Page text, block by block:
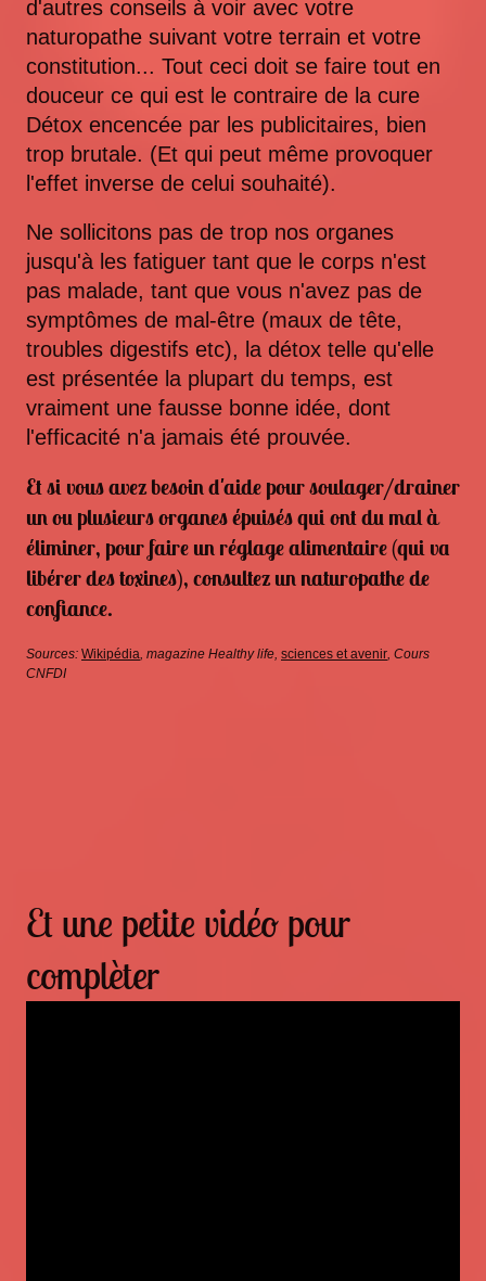
d'autres conseils à voir avec votre
naturopathe suivant votre terrain et votre
constitution... Tout ceci doit se faire tout en
douceur ce qui est le contraire de la cure
Détox encencée par les publicitaires, bien
trop brutale. (Et qui peut même provoquer
l'effet inverse de celui souhaité).
Ne sollicitons pas de trop nos organes
jusqu'à les fatiguer tant que le corps n'est
pas malade, tant que vous n'avez pas de
symptômes de mal-être (maux de tête,
troubles digestifs etc), la détox telle qu'elle
est présentée la plupart du temps, est
vraiment une fausse bonne idée, dont
l'efficacité n'a jamais été prouvée.
Et si vous avez besoin d'aide pour soulager/drainer
un ou plusieurs organes épuisés qui ont du mal à
éliminer, pour faire un réglage alimentaire (qui va
libérer des toxines), consultez un naturopathe de
confiance.
Sources: Wikipédia, magazine Healthy life, sciences et avenir, Cours
CNFDI
Et une petite vidéo pour
complèter